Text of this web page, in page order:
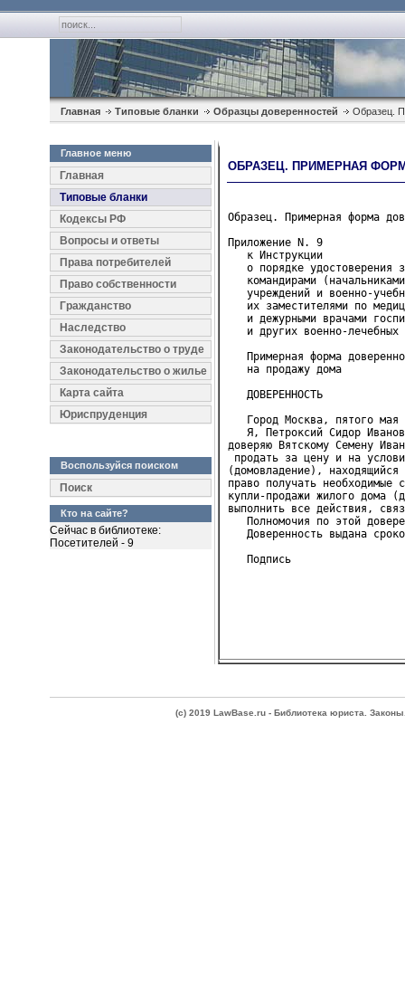
Главная Типовые бланки Образцы доверенностей Образец.
Главное меню
Главная
Типовые бланки
Кодексы РФ
Вопросы и ответы
Права потребителей
Право собственности
Гражданство
Наследство
Законодательство о труде
Законодательство о жилье
Карта сайта
Юриспруденция
Воспользуйся поиском
Поиск
Кто на сайте?
Сейчас в библиотеке:
Посетителей - 9
ОБРАЗЕЦ. ПРИМЕРНАЯ
Образец. Примерная форма
Приложение N. 9
к Инструкции
о порядке удостоверения
командирами
учреждений и военно-
их заместителями по
и дежурными врачами
и других военно-лечебных
Примерная форма
на продажу дома
ДОВЕРЕННОСТЬ
Город Москва, пятого мая
Я, Петроксий Сидор
доверяю Вятскому Семену
продать за цену и на
(домовладение),
право получать необходимые
купли-продажи жилого дома
выполнить все действия,
Полномочия по этой
Доверенность выдана
(c) 2019 LawBase.ru - Библиотека юриста.